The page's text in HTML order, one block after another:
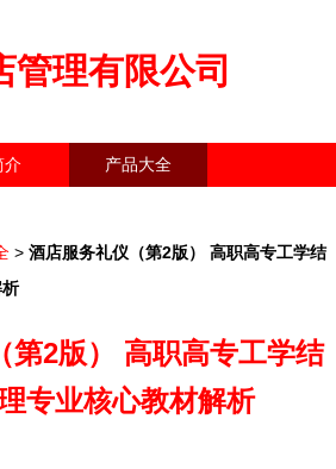
管理有限公司
介 产品大全
> 酒店服务礼仪（第2版） 高职高专工学结
第2版） 高职高专工学结
专业核心教材解析